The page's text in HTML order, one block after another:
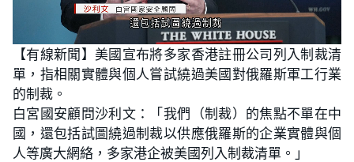
U
n
m
t
e
o
a
d
e
d
6
.
2
5
%
【有線新聞】美國宣布將多家香港註冊公司列入制裁清
單，指相關實體與個人嘗試繞過美國對俄羅斯軍工行業
的制裁。
白宮國安顧問沙利文：「我們（制裁）的焦點不單在中
國，還包括試圖繞過制裁以供應俄羅斯的企業實體與個
人等廣大網絡，多家港企被美國列入制裁清單。」